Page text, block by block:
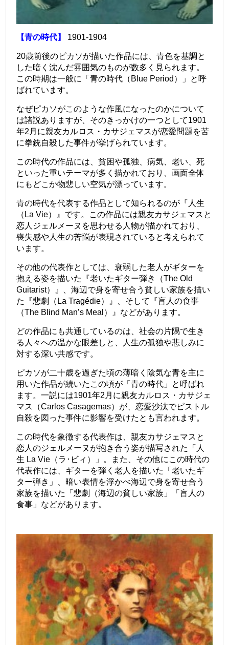
【青の時代】 1901-1904
20歳前後のピカソが描いた作品には、青色を基調と
した暗く沈んだ雰囲気のものが数多く見られます。
この時期は一般に「青の時代（Blue Period）」と呼
ばれています。
なぜピカソがこのような作風になったのかについて
は諸説ありますが、そのきっかけの一つとして1901
年2月に親友カルロス・カサジェマスが恋愛問題を苦
に拳銃自殺した事件が挙げられています。
この時代の作品には、貧困や孤独、病気、老い、死
といった重いテーマが多く描かれており、画面全体
にもどこか物悲しい空気が漂っています。
青の時代を代表する作品として知られるのが『人生
（La Vie）』です。この作品には親友カサジェマスと
恋人ジェルメーヌを思わせる人物が描かれており、
喪失感や人生の苦悩が表現されていると考えられて
います。
その他の代表作としては、衰弱した老人がギターを
抱える姿を描いた『老いたギター弾き（The Old
Guitarist）』、海辺で身を寄せ合う貧しい家族を描い
た『悲劇（La Tragédie）』、そして『盲人の食事
（The Blind Man’s Meal）』などがあります。
どの作品にも共通しているのは、社会の片隅で生き
る人々への温かな眼差しと、人生の孤独や悲しみに
対する深い共感です。
ピカソが二十歳を過ぎた頃の薄暗く陰気な青を主に
用いた作品が続いたこの頃が「青の時代」と呼ばれ
ます。一説には1901年2月に親友カルロス・カサジェ
マス（Carlos Casagemas）が、恋愛沙汰でピストル
自殺を図った事件に影響を受けたとも言われます。
この時代を象徴する代表作は、親友カサジェマスと
恋人のジェルメーヌが抱き合う姿が描写された「人
生 La Vie（ラ･ビィ）」。また、その他にこの時代の
代表作には、ギターを弾く老人を描いた「老いたギ
ター弾き」、暗い表情を浮かべ海辺で身を寄せ合う
家族を描いた「悲劇（海辺の貧しい家族」「盲人の
食事」などがあります。